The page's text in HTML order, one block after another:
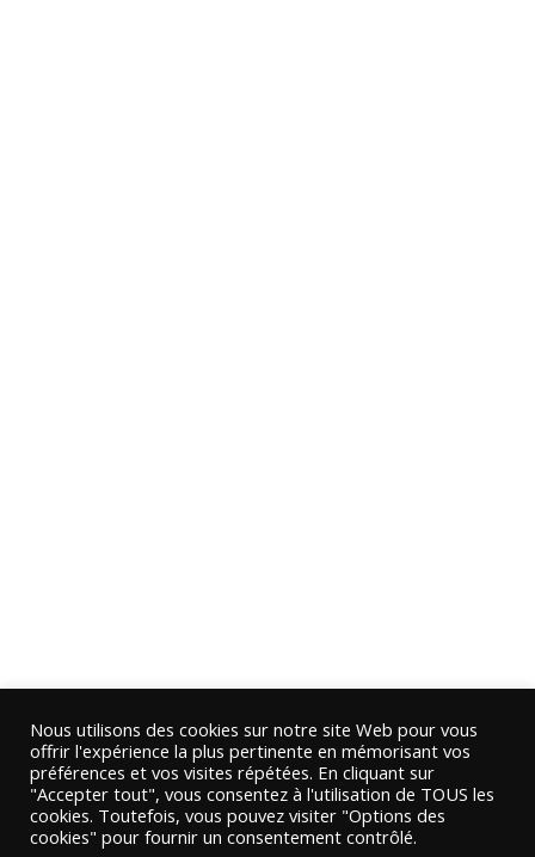
Nous utilisons des cookies sur notre site Web pour vous
offrir l'expérience la plus pertinente en mémorisant vos
préférences et vos visites répétées. En cliquant sur
"Accepter tout", vous consentez à l'utilisation de TOUS les
cookies. Toutefois, vous pouvez visiter "Options des
cookies" pour fournir un consentement contrôlé.